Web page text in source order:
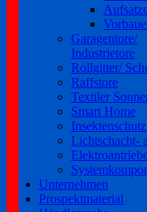
Garagentore/
Industrietore
Rollgitter/
Raffstore
Textiler
Smart Home
Insektenschutz
Lichtschacht-
Unternehmen
Prospektmaterial